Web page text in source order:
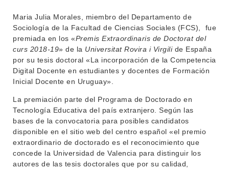
DEPARTAMENTOS
ENSEÑANZA
INVESTIGACIÓN
EXTENSIÓN
SERVICIOS
LLAMADOS
NOTICIAS
BEDELÍA
EVA FCS
OFERTA DE GRADO
POSGRADOS
EDUCACIÓN PERMANENTE
MOVILIDAD ACADÉMICA
BIBLIOTECA
Maria Julia Morales, miembro del Departamento de
Sociología de la Facultad de Ciencias Sociales (FCS), fue
premiada en los «Premis Extraordinaris de Doctorat del
curs 2018-19» de la Universitat Rovira i Virgilide España
por su tesis doctoral «La incorporación de la Competencia
Digital Docente en estudiantes y docentes de Formación
Inicial Docente en Uruguay».
La premiación parte del Programa de Doctorado en
Tecnología Educativa del país extranjero. Según las
bases de la convocatoria para posibles candidatos
disponible en el sitio web del centro español «el premio
extraordinario de doctorado es el reconocimiento que
concede la Universidad de Valencia para distinguir los
autores de las tesis doctorales que por su calidad,